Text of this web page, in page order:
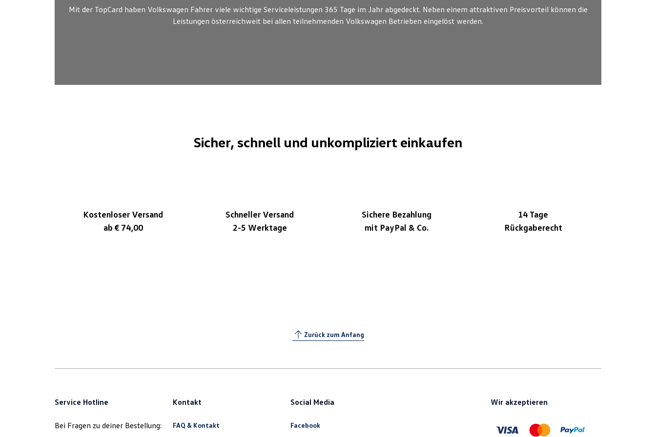
Mit der TopCard haben Volkswagen Fahrer viele wichtige Serviceleistungen 365 Tage im Jahr abgedeckt. Neben einem attraktiven Preisvorteil können die
Leistungen österreichweit bei allen teilnehmenden Volkswagen Betrieben eingelöst werden.
Sicher, schnell und unkompliziert einkaufen
Kostenloser Versand
ab € 74,00
Schneller Versand
2-5 Werktage
Sichere Bezahlung
mit PayPal & Co.
14 Tage
Rückgaberecht
Zurück zum Anfang
Service Hotline
Bei Fragen zu deiner Bestellung:
Kontakt
FAQ & Kontakt
Social Media
Facebook
Wir akzeptieren